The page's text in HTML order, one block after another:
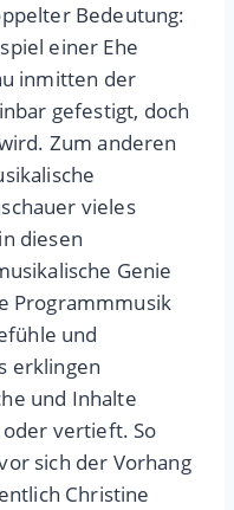
Bedeutung:
einer Ehe
inmitten der
gefestigt, doch
Zum anderen
vieles
diesen
Genie
Programmmusik
und
erklingen
und Inhalte
vertieft. So
sich der Vorhang
Christine